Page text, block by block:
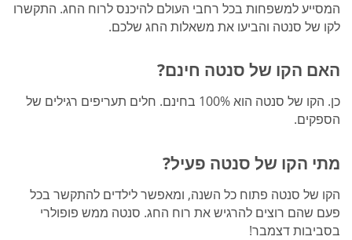
המסייע למשפחות בכל רחבי העולם להיכנס לרוח החג. התקשרו
לקו של סנטה והביעו את משאלות החג שלכם.
האם הקו של סנטה חינם?
כן. הקו של סנטה הוא 100% בחינם. חלים תעריפים רגילים של
הספקים.
מתי הקו של סנטה פעיל?
הקו של סנטה פתוח כל השנה, ומאפשר לילדים להתקשר בכל
פעם שהם רוצים להרגיש את רוח החג. סנטה ממש פופולרי
בסביבות דצמבר!